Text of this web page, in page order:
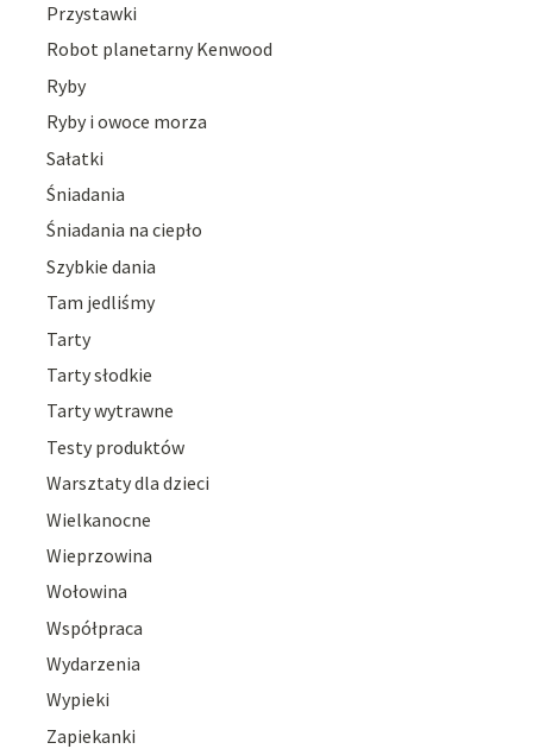
Przystawki
Robot planetarny Kenwood
Ryby
Ryby i owoce morza
Sałatki
Śniadania
Śniadania na ciepło
Szybkie dania
Tam jedliśmy
Tarty
Tarty słodkie
Tarty wytrawne
Testy produktów
Warsztaty dla dzieci
Wielkanocne
Wieprzowina
Wołowina
Współpraca
Wydarzenia
Wypieki
Zapiekanki